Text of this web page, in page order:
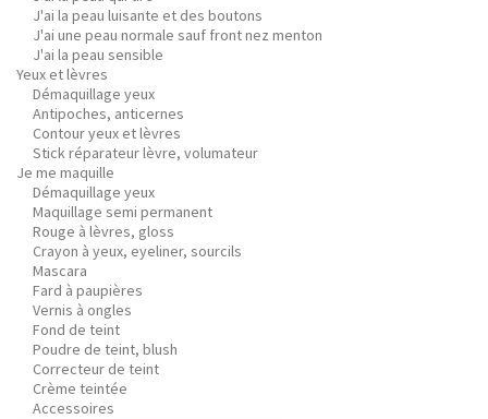
J'ai la peau luisante et des boutons
J'ai une peau normale sauf front nez menton
J'ai la peau sensible
Yeux et lèvres
Démaquillage yeux
Antipoches, anticernes
Contour yeux et lèvres
Stick réparateur lèvre, volumateur
Je me maquille
Démaquillage yeux
Maquillage semi permanent
Rouge à lèvres, gloss
Crayon à yeux, eyeliner, sourcils
Mascara
Fard à paupières
Vernis à ongles
Fond de teint
Poudre de teint, blush
Correcteur de teint
Crème teintée
Accessoires